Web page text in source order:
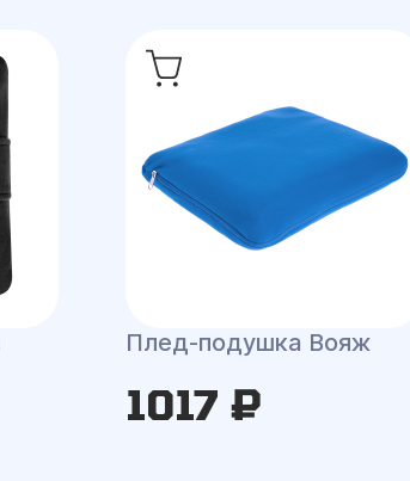
Плед-подушка Вояж
1017 ₽